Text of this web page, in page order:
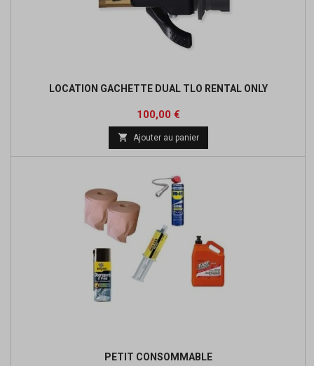
LOCATION GACHETTE DUAL TLO RENTAL ONLY
Prix
100,00 €
 Ajouter au panier
PETIT CONSOMMABLE